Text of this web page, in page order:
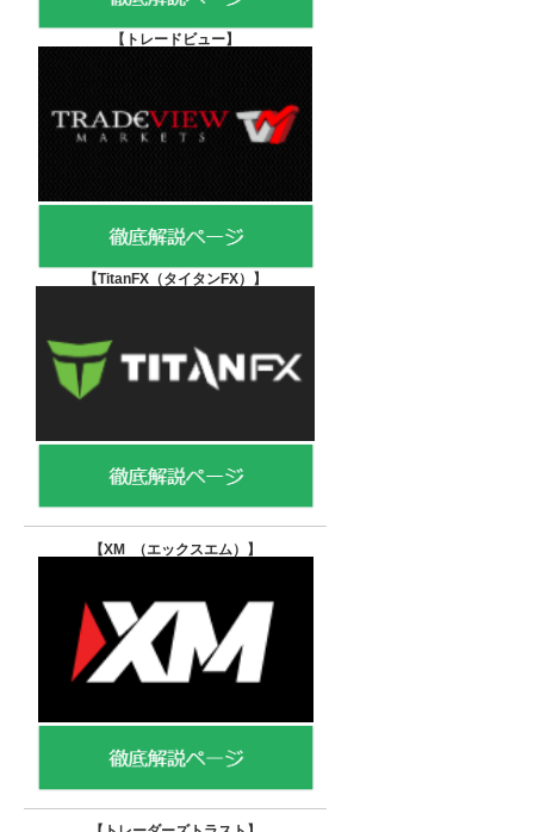
【 トレードビュー】
【TitanFX（タイタンFX） 】
【XM （エックスエム） 】